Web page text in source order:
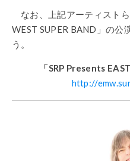
なお、上記アーティスト
WEST SUPER BAND 」の公
う。
「SRP Presents
http://